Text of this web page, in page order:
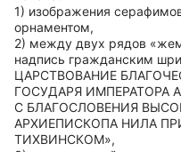
1) изображения
орнаментом,
2) между двух рядов
надпись гражданским
ЦАРСТВОВАНИЕ
ГОСУДАРЯ ИМПЕРАТОРА
С БЛАГОСЛОВЕНИЯ
АРХИЕПИСКОПА НИЛА
ТИХВИНСКОМ»,